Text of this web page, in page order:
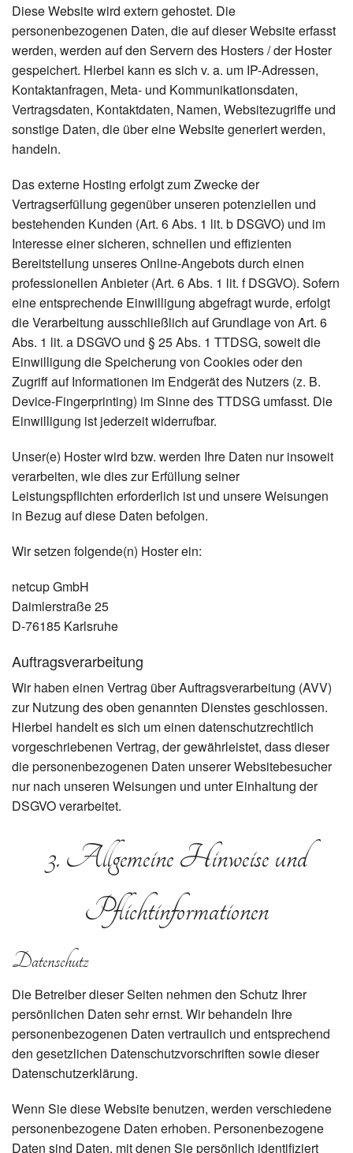
Diese Website wird extern gehostet. Die
personenbezogenen Daten, die auf dieser Website erfasst
werden, werden auf den Servern des Hosters / der Hoster
gespeichert. Hierbei kann es sich v. a. um IP-Adressen,
Kontaktanfragen, Meta- und Kommunikationsdaten,
Vertragsdaten, Kontaktdaten, Namen, Websitezugriffe und
sonstige Daten, die über eine Website generiert werden,
handeln.
Das externe Hosting erfolgt zum Zwecke der
Vertragserfüllung gegenüber unseren potenziellen und
bestehenden Kunden (Art. 6 Abs. 1 lit. b DSGVO) und im
Interesse einer sicheren, schnellen und effizienten
Bereitstellung unseres Online-Angebots durch einen
professionellen Anbieter (Art. 6 Abs. 1 lit. f DSGVO). Sofern
eine entsprechende Einwilligung abgefragt wurde, erfolgt
die Verarbeitung ausschließlich auf Grundlage von Art. 6
Abs. 1 lit. a DSGVO und § 25 Abs. 1 TTDSG, soweit die
Einwilligung die Speicherung von Cookies oder den
Zugriff auf Informationen im Endgerät des Nutzers (z. B.
Device-Fingerprinting) im Sinne des TTDSG umfasst. Die
Einwilligung ist jederzeit widerrufbar.
Unser(e) Hoster wird bzw. werden Ihre Daten nur insoweit
verarbeiten, wie dies zur Erfüllung seiner
Leistungspflichten erforderlich ist und unsere Weisungen
in Bezug auf diese Daten befolgen.
Wir setzen folgende(n) Hoster ein:
netcup GmbH
Daimlerstraße 25
D-76185 Karlsruhe
Auftragsverarbeitung
Wir haben einen Vertrag über Auftragsverarbeitung (AVV)
zur Nutzung des oben genannten Dienstes geschlossen.
Hierbei handelt es sich um einen datenschutzrechtlich
vorgeschriebenen Vertrag, der gewährleistet, dass dieser
die personenbezogenen Daten unserer Websitebesucher
nur nach unseren Weisungen und unter Einhaltung der
DSGVO verarbeitet.
3. Allgemeine Hinweise und
Pflicht­informationen
Datenschutz
Die Betreiber dieser Seiten nehmen den Schutz Ihrer
persönlichen Daten sehr ernst. Wir behandeln Ihre
personenbezogenen Daten vertraulich und entsprechend
den gesetzlichen Datenschutzvorschriften sowie dieser
Datenschutzerklärung.
Wenn Sie diese Website benutzen, werden verschiedene
personenbezogene Daten erhoben. Personenbezogene
Daten sind Daten, mit denen Sie persönlich identifiziert